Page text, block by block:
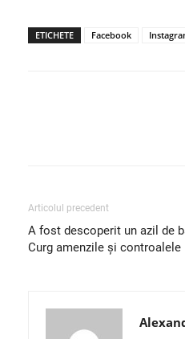
ETICHETE Facebook
Articolul precedent
A fost descoperit un azil de
Curg amenzile și controalele